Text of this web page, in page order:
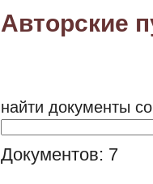
Авторские
найти документы
Документов: 7